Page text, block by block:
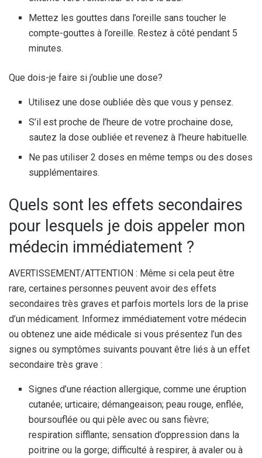
Mettez les gouttes dans l’oreille sans toucher le
compte-gouttes à l’oreille. Restez à côté pendant 5
minutes.
Que dois-je faire si j’oublie une dose?
Utilisez une dose oubliée dès que vous y pensez.
S’il est proche de l’heure de votre prochaine dose,
sautez la dose oubliée et revenez à l’heure habituelle.
Ne pas utiliser 2 doses en même temps ou des doses
supplémentaires.
Quels sont les effets secondaires
pour lesquels je dois appeler mon
médecin immédiatement ?
AVERTISSEMENT/ATTENTION : Même si cela peut être
rare, certaines personnes peuvent avoir des effets
secondaires très graves et parfois mortels lors de la prise
d’un médicament. Informez immédiatement votre médecin
ou obtenez une aide médicale si vous présentez l’un des
signes ou symptômes suivants pouvant être liés à un effet
secondaire très grave :
Signes d’une réaction allergique, comme une éruption
cutanée; urticaire; démangeaison; peau rouge, enflée,
boursouflée ou qui pèle avec ou sans fièvre;
respiration sifflante; sensation d’oppression dans la
poitrine ou la gorge; difficulté à respirer, à avaler ou à